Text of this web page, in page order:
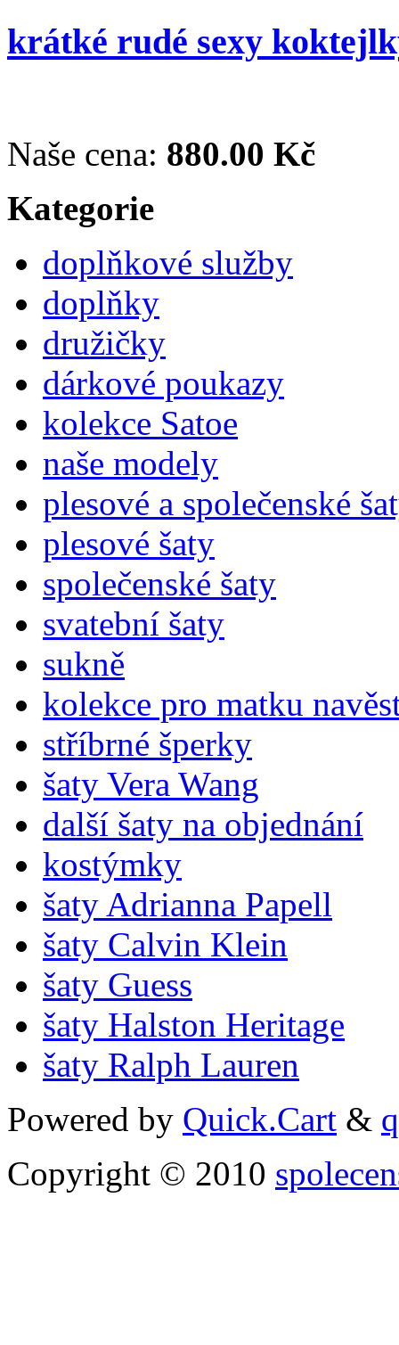
krátké rudé sexy
Naše cena: 880.00 Kč
Kategorie
doplňkové služby
doplňky
družičky
dárkové poukazy
kolekce Satoe
naše modely
plesové a společenské
plesové šaty
společenské šaty
svatební šaty
sukně
kolekce pro matku
stříbrné šperky
šaty Vera Wang
další šaty na objednání
kostýmky
šaty Adrianna Papell
šaty Calvin Klein
šaty Guess
šaty Halston Heritage
šaty Ralph Lauren
Powered by Quick.Cart &
Copyright © 2010